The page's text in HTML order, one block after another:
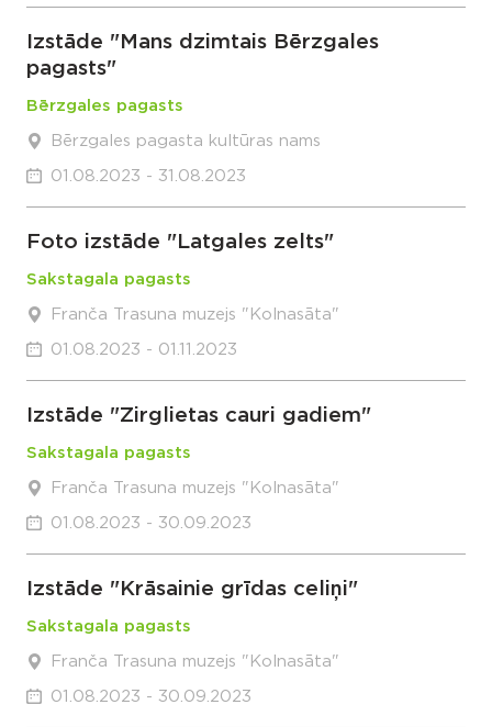
Izstāde "Mans dzimtais Bērzgales
pagasts"
Bērzgales pagasts
Bērzgales pagasta kultūras nams
01.08.2023 - 31.08.2023
Foto izstāde "Latgales zelts"
Sakstagala pagasts
Franča Trasuna muzejs "Kolnasāta"
01.08.2023 - 01.11.2023
Izstāde "Zirglietas cauri gadiem"
Sakstagala pagasts
Franča Trasuna muzejs "Kolnasāta"
01.08.2023 - 30.09.2023
Izstāde "Krāsainie grīdas celiņi"
Sakstagala pagasts
Franča Trasuna muzejs "Kolnasāta"
01.08.2023 - 30.09.2023